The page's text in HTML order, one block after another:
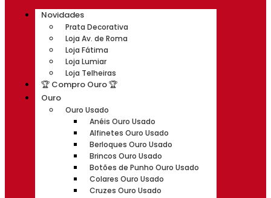
Novidades
Prata Decorativa
Loja Av. de Roma
Loja Fátima
Loja Lumiar
Loja Telheiras
🏆 Compro Ouro 🏆
Ouro
Ouro Usado
Anéis Ouro Usado
Alfinetes Ouro Usado
Berloques Ouro Usado
Brincos Ouro Usado
Botões de Punho Ouro Usado
Colares Ouro Usado
Cruzes Ouro Usado